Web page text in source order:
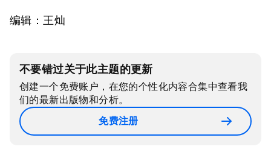
编辑：王灿
不要错过关于此主题的更新
创建一个免费账户，在您的个性化内容合集中查看我
们的最新出版物和分析。
免费注册